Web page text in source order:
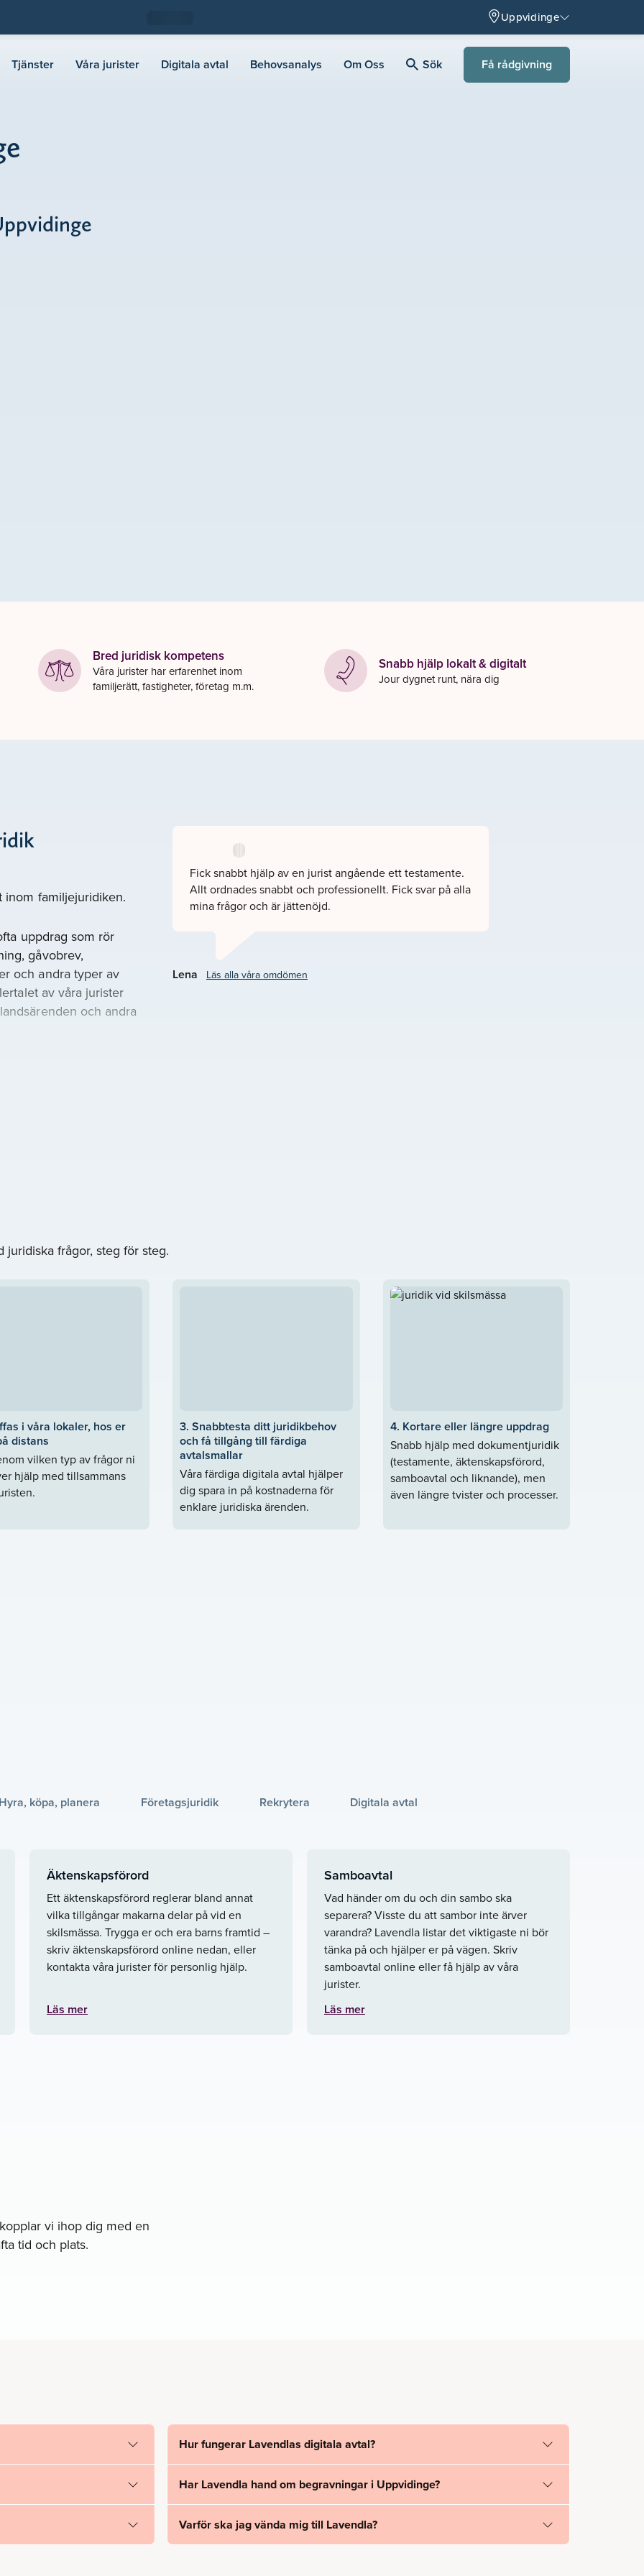
Uppvidinge
Tjänster Våra jurister Digitala avtal Behovsanalys Om Oss Sök Få rådgivning
Bred juridisk kompetens
Våra jurister har erfarenhet inom
familjerätt, fastigheter, företag m.m.
Snabb hjälp lokalt & digitalt
Jour dygnet runt, nära dig
inom familjejuridiken.
uppdrag som rör
gåvobrev,
och andra typer av
av våra jurister
och andra
möten, som möten
Uppvidinge. Vårt
Fick snabbt hjälp av en jurist angående ett testamente.
Allt ordnades snabbt och professionellt. Fick svar på alla
mina frågor och är jättenöjd.
Lena Läs alla våra omdömen
frågor, steg för steg.
i våra lokaler, hos er
distans
vilken typ av frågor ni
hjälp med tillsammans
3. Snabbtesta ditt juridikbehov
och få tillgång till färdiga
avtalsmallar
Våra färdiga digitala avtal hjälper
dig spara in på kostnaderna för
enklare juridiska ärenden.
4. Kortare eller längre uppdrag
Snabb hjälp med dokumentjuridik
(testamente, äktenskapsförord,
samboavtal och liknande), men
även längre tvister och processer.
Hyra, köpa, planera Företagsjuridik Rekrytera Digitala avtal
Äktenskapsförord
Ett äktenskapsförord reglerar bland annat
vilka tillgångar makarna delar på vid en
skilsmässa. Trygga er och era barns framtid –
skriv äktenskapsförord online nedan, eller
kontakta våra jurister för personlig hjälp.
Läs mer
Samboavtal
Vad händer om du och din sambo ska
separera? Visste du att sambor inte ärver
varandra? Lavendla listar det viktigaste ni bör
tänka på och hjälper er på vägen. Skriv
samboavtal online eller få hjälp av våra
jurister.
Läs mer
vi ihop dig med en
tid och plats.
Hur fungerar Lavendlas digitala avtal?
Har Lavendla hand om begravningar i Uppvidinge?
Varför ska jag vända mig till Lavendla?